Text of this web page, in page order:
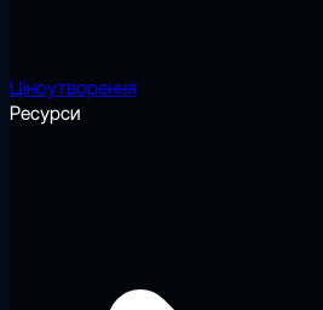
Ціноутворення
Ресурси